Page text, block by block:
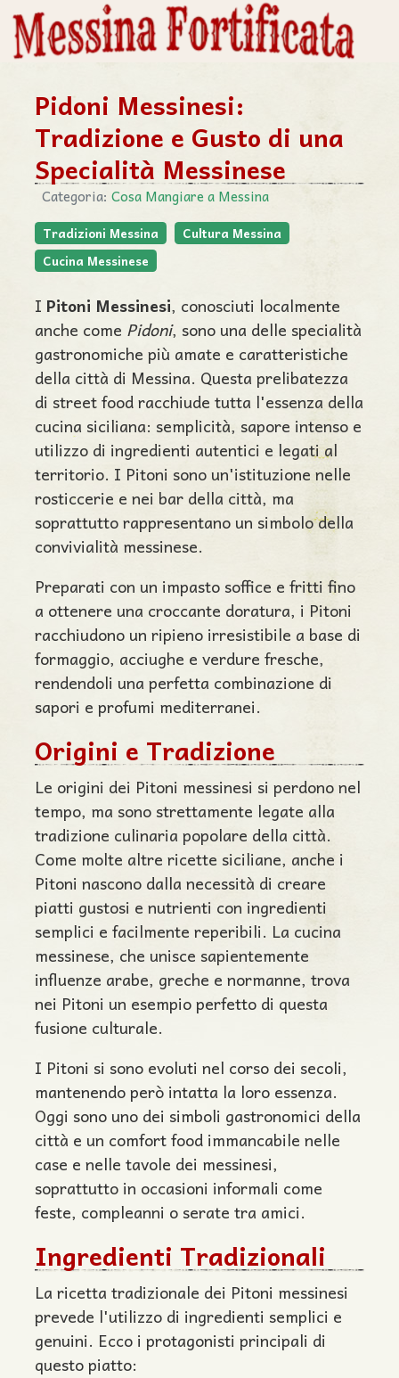
Pidoni Messinesi:
Tradizione e Gusto di una
Specialità Messinese
Categoria: Cosa Mangiare a Messina
Tradizioni Messina
Cultura Messina
Cucina Messinese
I Pitoni Messinesi, conosciuti localmente
anche come Pidoni, sono una delle specialità
gastronomiche più amate e caratteristiche
della città di Messina. Questa prelibatezza
di street food racchiude tutta l'essenza della
cucina siciliana: semplicità, sapore intenso e
utilizzo di ingredienti autentici e legati al
territorio. I Pitoni sono un'istituzione nelle
rosticcerie e nei bar della città, ma
soprattutto rappresentano un simbolo della
convivialità messinese.
Preparati con un impasto soffice e fritti fino
a ottenere una croccante doratura, i Pitoni
racchiudono un ripieno irresistibile a base di
formaggio, acciughe e verdure fresche,
rendendoli una perfetta combinazione di
sapori e profumi mediterranei.
Origini e Tradizione
Le origini dei Pitoni messinesi si perdono nel
tempo, ma sono strettamente legate alla
tradizione culinaria popolare della città.
Come molte altre ricette siciliane, anche i
Pitoni nascono dalla necessità di creare
piatti gustosi e nutrienti con ingredienti
semplici e facilmente reperibili. La cucina
messinese, che unisce sapientemente
influenze arabe, greche e normanne, trova
nei Pitoni un esempio perfetto di questa
fusione culturale.
I Pitoni si sono evoluti nel corso dei secoli,
mantenendo però intatta la loro essenza.
Oggi sono uno dei simboli gastronomici della
città e un comfort food immancabile nelle
case e nelle tavole dei messinesi,
soprattutto in occasioni informali come
feste, compleanni o serate tra amici.
Ingredienti Tradizionali
La ricetta tradizionale dei Pitoni messinesi
prevede l'utilizzo di ingredienti semplici e
genuini. Ecco i protagonisti principali di
questo piatto: